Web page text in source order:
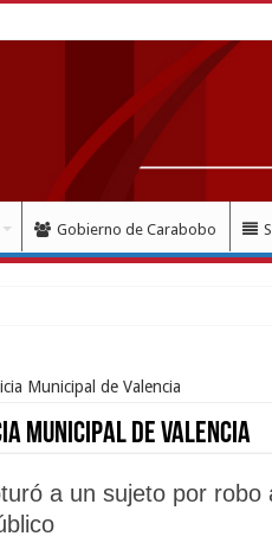
Gobierno de Carabobo
Municipal de Valencia
Municipal de Valencia
a un sujeto por